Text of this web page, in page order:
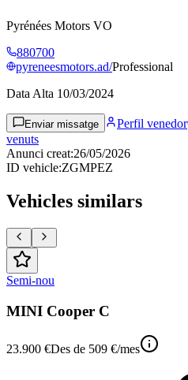
Pyrénées Motors VO
880700
pyreneesmotors.ad/Professional
Data Alta 10/03/2024
Enviar missatge Perfil venedor
venuts
Anunci creat:26/05/2026
ID vehicle:ZGMPEZ
Vehicles similars
Semi-nou
MINI Cooper C
23.900 €Des de 509 €/mes